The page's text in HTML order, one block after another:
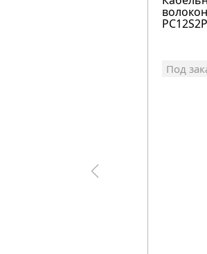
Под